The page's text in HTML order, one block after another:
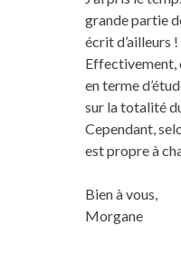
grande partie
écrit d’ailleurs !
Effectivement,
en terme
sur la totalité
Cependant,
est propre à
Bien à vous,
Morgane